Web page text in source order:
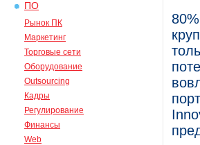
ПО
Рынок ПК
Маркетинг
Торговые сети
Оборудование
Outsourcing
Кадры
Регулирование
Финансы
Web